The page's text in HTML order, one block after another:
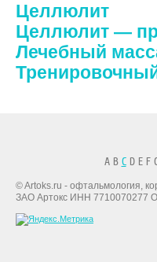
Целлюлит
Целлюлит —
Лечебный
A B CD E F
© Artoks.ru - офтальмология,
ЗАО Артокс ИНН 7710070277